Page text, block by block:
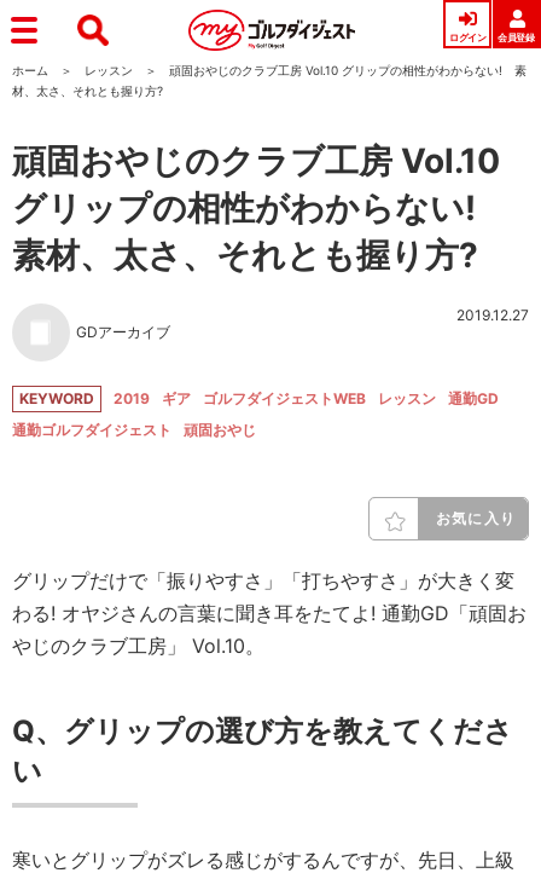
ログイン 会員登録
ホーム レッスン
頑固おやじのクラブ工房 Vol.10 グリップの相性がわからない! 素
材、太さ、それとも握り方?
頑固おやじのクラブ工房 Vol.10
グリップの相性がわからない!
素材、太さ、それとも握り方?
GDアーカイブ
2019.12.27
KEYWORD 2019 ギア ゴルフダイジェストWEB レッスン
通勤GD
通勤ゴルフダイジェスト
頑固おやじ
お気に入り
グリップだけで「振りやすさ」「打ちやすさ」が大きく変
わる! オヤジさんの言葉に聞き耳をたてよ! 通勤GD「頑固お
やじのクラブ工房」 Vol.10。
Q、グリップの選び方を教えてくださ
い
寒いとグリップがズレる感じがするんですが、先日、上級